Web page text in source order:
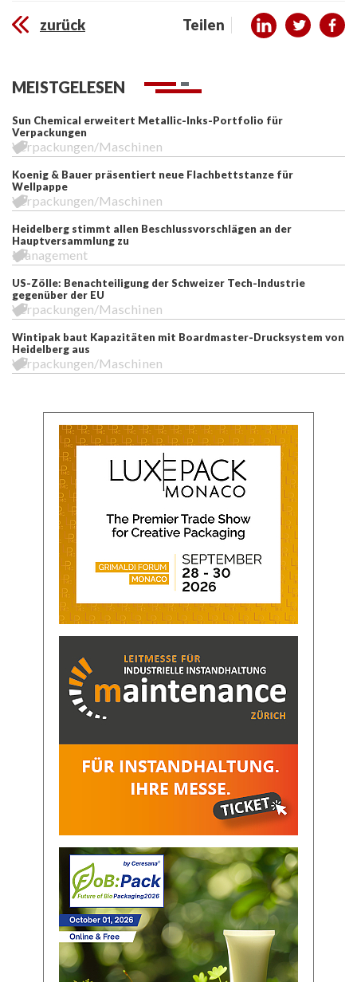
zurück Teilen
MEISTGELESEN
Sun Chemical erweitert Metallic-Inks-Portfolio für
Verpackungen
Verpackungen/Maschinen
Koenig & Bauer präsentiert neue Flachbettstanze für
Wellpappe
Verpackungen/Maschinen
Heidelberg stimmt allen Beschlussvorschlägen an der
Hauptversammlung zu
Management
US-Zölle: Benachteiligung der Schweizer Tech-Industrie
gegenüber der EU
Verpackungen/Maschinen
Wintipak baut Kapazitäten mit Boardmaster-Drucksystem von
Heidelberg aus
Verpackungen/Maschinen